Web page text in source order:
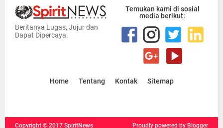
Beritanya Lugas, Jujur dan
Dapat Dipercaya.
Temukan kami di sosial
media berikut:
Home Tentang Kontak Sitemap
Copyright © 2017 SpiritNews Proudly powered by Blogger